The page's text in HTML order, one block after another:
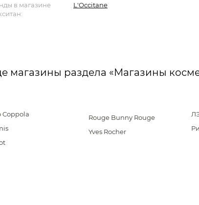
в магазине
L'Occitane
магазины раздела «Магазины
Coppola
Rouge Bunny Rouge
Yves Rocher